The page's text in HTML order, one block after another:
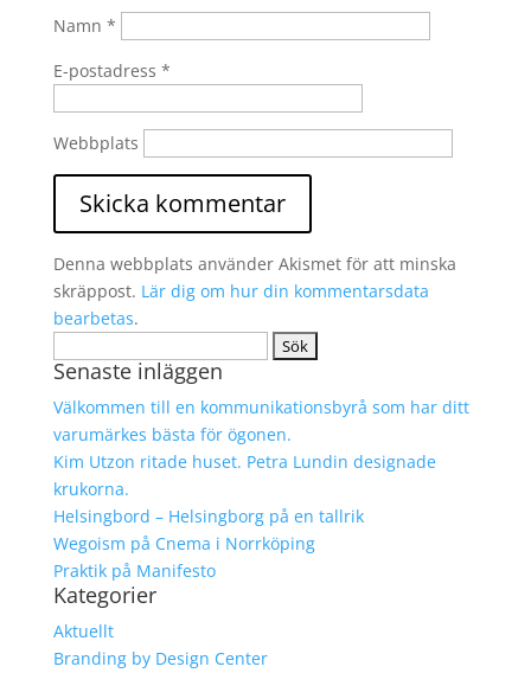
Namn *
E-postadress *
Webbplats
Denna webbplats använder Akismet för att minska
skräppost. Lär dig om hur din kommentarsdata
bearbetas.
efter:
Senaste inläggen
Välkommen till en kommunikationsbyrå som har ditt
varumärkes bästa för ögonen.
Kim Utzon ritade huset. Petra Lundin designade
krukorna.
Helsingbord – Helsingborg på en tallrik
Wegoism på Cnema i Norrköping
Praktik på Manifesto
Kategorier
Aktuellt
Branding by Design Center